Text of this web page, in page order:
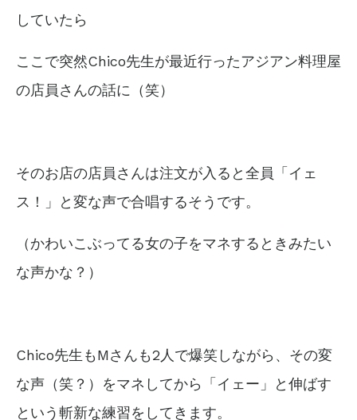
していたら
ここで突然Chico先生が最近行ったアジアン料理屋
の店員さんの話に（笑）
そのお店の店員さんは注文が入ると全員「イェ
ス！」と変な声で合唱するそうです。
（かわいこぶってる女の子をマネするときみたい
な声かな？）
Chico先生もMさんも2人で爆笑しながら、 その変
な声（笑？）をマネしてから「イェー」と伸ばす
という斬新な練習をしてきます。